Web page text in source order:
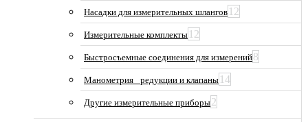
Насадки для измерительных шлангов 12
Измерительные комплекты 12
Быстросъемные соединения для измерений8
Манометрия_ редукции и клапаны 14
Другие измерительные приборы2